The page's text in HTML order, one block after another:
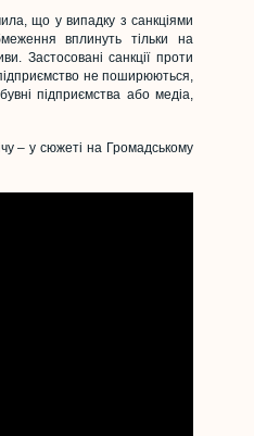
що у випадку з санкціями
вплинуть тільки на
Застосовані санкції проти
не поширюються,
підприємства або медіа,
– у сюжеті на Громадському